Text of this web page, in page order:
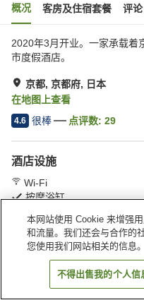
概况 客房及住宿套餐 评论
2020年3月开业。一家承载着
市度假酒店。
京都, 京都府, 日本
在地图上查看
4.6 很棒 点评数: 29
酒店设施
Wi-Fi
按摩浴缸
首页 日本 京都府 京都
本网站使用 Cookie 来增强
和流量。我们还会与合作的
您使用我们网站相关的信息。
不得出售我的个人信